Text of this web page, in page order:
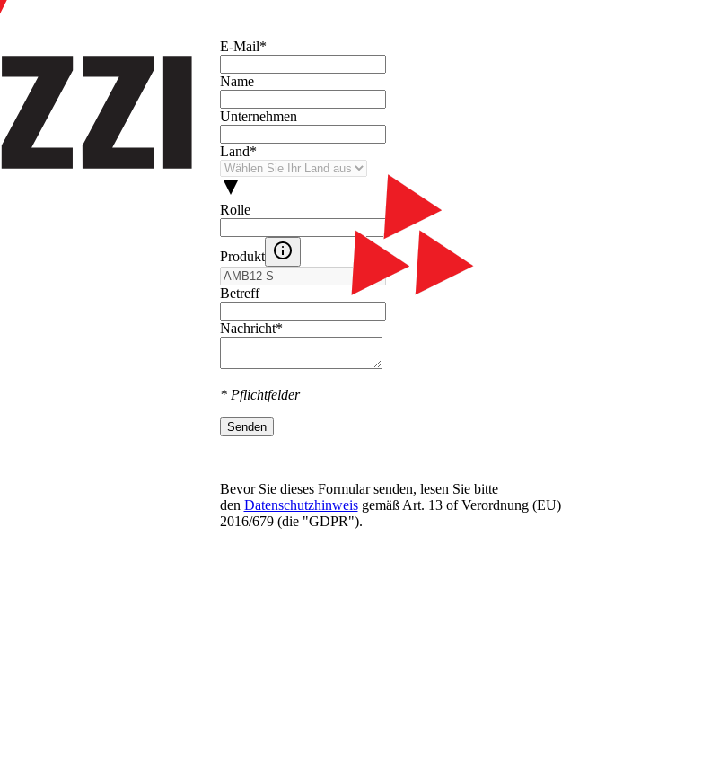
E-Mail*
Name
Unternehmen
Land*
Rolle
Produkt
Betreff
Nachricht*
* Pflichtfelder
Senden
Bevor Sie dieses Formular senden, lesen Sie bitte
den Datenschutzhinweisgemäß Art. 13 оf Verordnung (EU)
2016/679 (die "GDPR").